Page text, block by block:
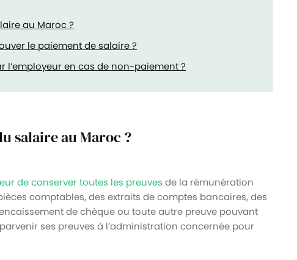
au Maroc ?
le paiement de salaire ?
l’employeur en cas de non-paiement ?
salaire au Maroc ?
de conserver toutes les preuves de la rémunération
comptables, des extraits de comptes bancaires, des
de chèque ou toute autre preuve pouvant
ses preuves à l’administration concernée pour